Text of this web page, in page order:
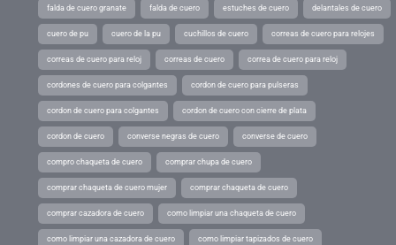
falda de cuero granate falda de cuero estuches de cuero delantales de cuero
cuero de pu cuero de la pu cuchillos de cuero correas de cuero para relojes
correas de cuero para reloj correas de cuero correa de cuero para reloj
cordones de cuero para colgantes cordon de cuero para pulseras
cordon de cuero para colgantes cordon de cuero con cierre de plata
cordon de cuero converse negras de cuero converse de cuero
compro chaqueta de cuero comprar chupa de cuero
comprar chaqueta de cuero mujer comprar chaqueta de cuero
comprar cazadora de cuero como limpiar una chaqueta de cuero
como limpiar una cazadora de cuero como limpiar tapizados de cuero